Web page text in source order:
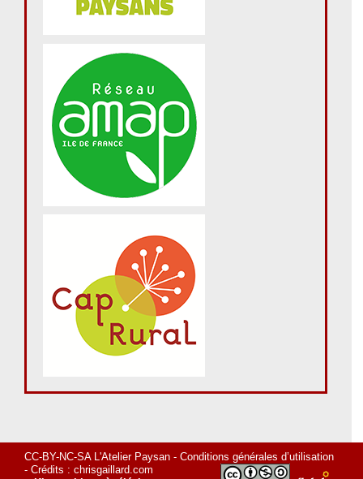
CC-BY-NC-SA L'Atelier Paysan - Conditions générales d’utilisation
- Crédits : chrisgaillard.com